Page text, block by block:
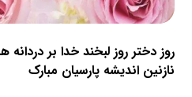
روز دختر روز لبخند خدا بر
نازنین اندیشه پارسیان مبارک